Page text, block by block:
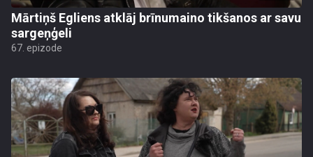
Mārtiņš Egliens atklāj brīnumaino tikšanos ar savu
sargeņģeli
67. epizode